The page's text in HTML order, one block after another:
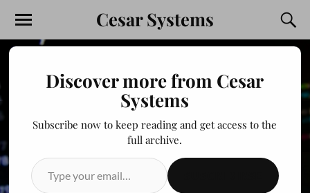
Cesar Systems
Discover more from Cesar
Systems
Subscribe now to keep reading and get access to the
full archive.